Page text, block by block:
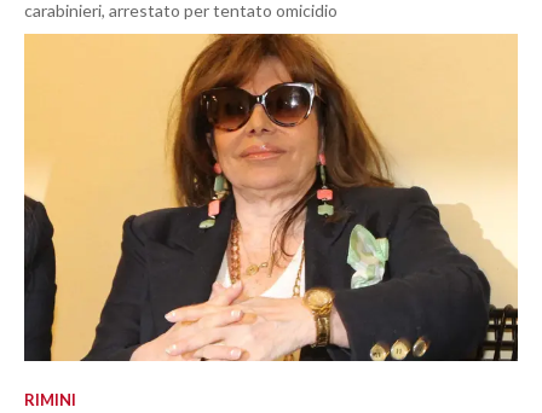
carabinieri, arrestato per tentato omicidio
RIMINI